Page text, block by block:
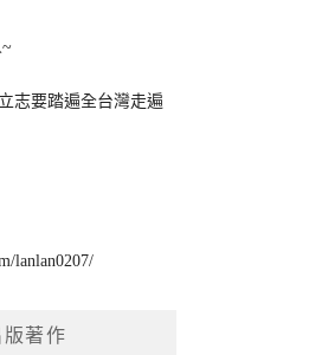
志要踏遍全台灣走遍
lanlan0207/
著作